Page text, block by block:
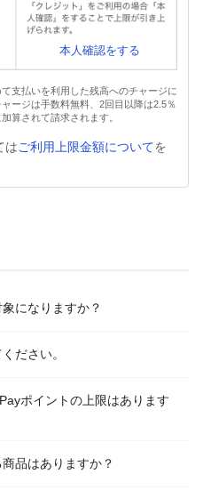
本人確認をする
支払いを利用した残高へのチャージに
ージは手数料無料、2回目以降は2.5％
算されて請求されます。
はご利用上限金額についてを
になりますか？
ださい。
ポイントの上限はあります
品はありますか？